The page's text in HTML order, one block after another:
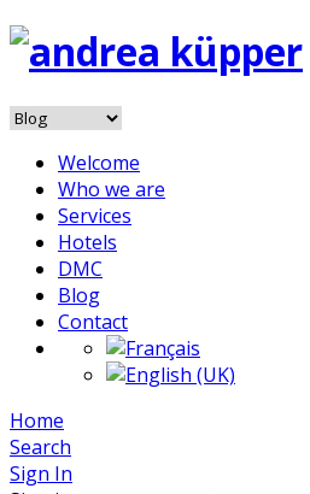
Welcome
Who we are
Services
Hotels
DMC
Blog
Contact
Home
Search
Sign In